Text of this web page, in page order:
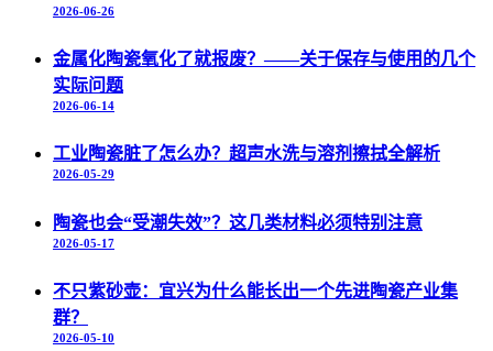
2026-06-26
金属化陶瓷氧化了就报废？——关于保存与使用的几个
实际问题
2026-06-14
工业陶瓷脏了怎么办？超声水洗与溶剂擦拭全解析
2026-05-29
陶瓷也会“受潮失效”？这几类材料必须特别注意
2026-05-17
不只紫砂壶：宜兴为什么能长出一个先进陶瓷产业集
群？
2026-05-10